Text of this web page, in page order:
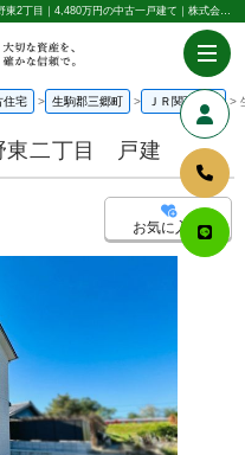
生駒郡三郷町勢野東二丁目 戸建 奈良県生駒郡三郷町勢野東2丁目｜4,480万円の中古一戸建て｜株式会社丸山不動産販売
住宅 生駒郡三郷町 ＪＲ関西本線
東二丁目 戸建
お気に入り